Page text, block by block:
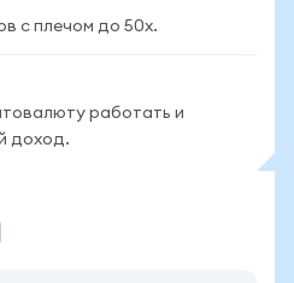
с плечом до 50x.
работать и
доход.